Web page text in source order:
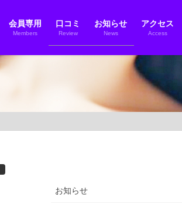
会員専用
Members
口コミ
Review
お知らせ
News
アクセス
Access
お知らせ